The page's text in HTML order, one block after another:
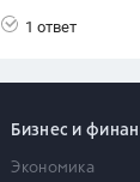
1 ответ
Бизнес и
Экономика